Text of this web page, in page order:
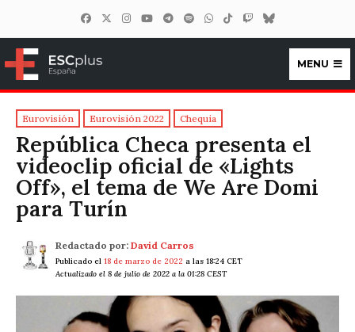
ESCplus España
MENU
Eurovisión Eurovisión 2022 Chequia
República Checa presenta el
videoclip oficial de «Lights
Off», el tema de We Are Domi
para Turín
Redactado por: David Carros
Publicado el 18 de marzo de 2022 a las 18:24 CET
Actualizado el 8 de julio de 2022 a la 01:28 CEST